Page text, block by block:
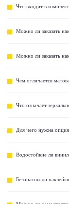
Что входит в
Можно ли заказать
Можно ли заказать
Чем отличается
Что означает
Для чего нужна
Водостойкие ли
Безопасны ли